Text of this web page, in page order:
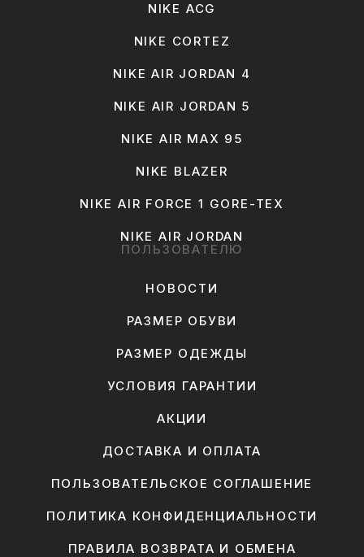
NIKE ACG
NIKE CORTEZ
NIKE AIR JORDAN 4
NIKE AIR JORDAN 5
NIKE AIR MAX 95
NIKE BLAZER
NIKE AIR FORCE 1 GORE-TEX
NIKE AIR JORDAN
ПОЛЬЗОВАТЕЛЮ
НОВОСТИ
РАЗМЕР ОБУВИ
РАЗМЕР ОДЕЖДЫ
УСЛОВИЯ ГАРАНТИИ
АКЦИИ
ДОСТАВКА И ОПЛАТА
ПОЛЬЗОВАТЕЛЬСКОЕ СОГЛАШЕНИЕ
ПОЛИТИКА КОНФИДЕНЦИАЛЬНОСТИ
ПРАВИЛА ВОЗВРАТА И ОБМЕНА